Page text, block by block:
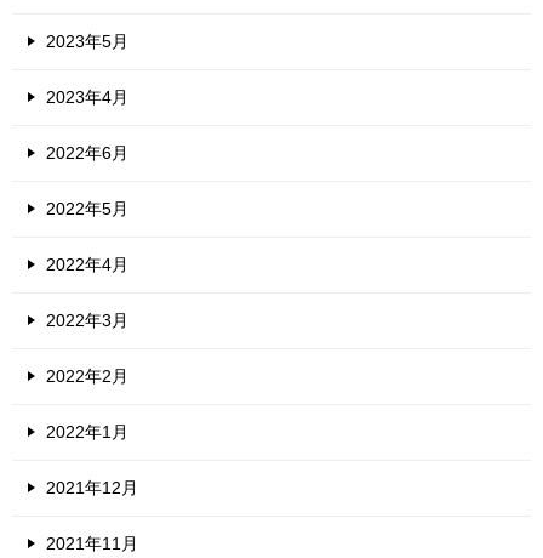
2023年5月
2023年4月
2022年6月
2022年5月
2022年4月
2022年3月
2022年2月
2022年1月
2021年12月
2021年11月